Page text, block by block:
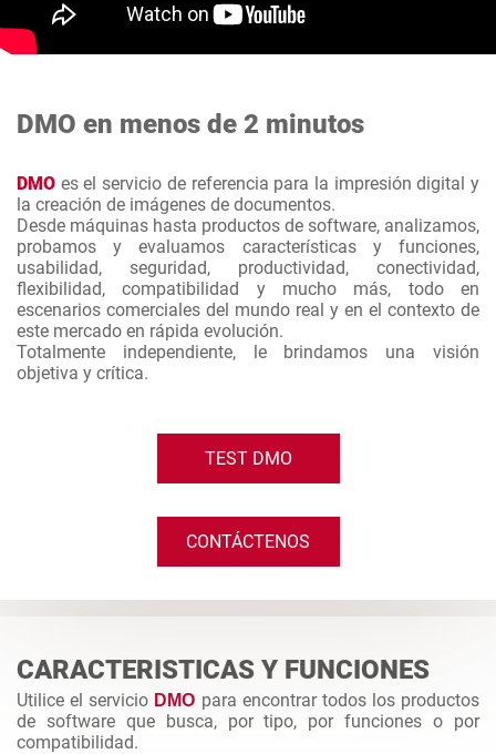
DMO en menos de 2 minutos
DMO es el servicio de referencia para la impresión digital y
la creación de imágenes de documentos.
Desde máquinas hasta productos de software, analizamos,
probamos y evaluamos características y funciones,
usabilidad, seguridad, productividad, conectividad,
flexibilidad, compatibilidad y mucho más, todo en
escenarios comerciales del mundo real y en el contexto de
este mercado en rápida evolución.
Totalmente independiente, le brindamos una visión
objetiva y crítica.
TEST DMO
CONTÁCTENOS
CARACTERISTICAS Y FUNCIONES
Utilice el servicio DMO para encontrar todos los productos
de software que busca, por tipo, por funciones o por
compatibilidad.